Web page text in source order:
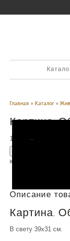
Главная » Каталог »
Картина.
14,000 Р
Категория:
Описание
Картина.
В свету 39х31 см.